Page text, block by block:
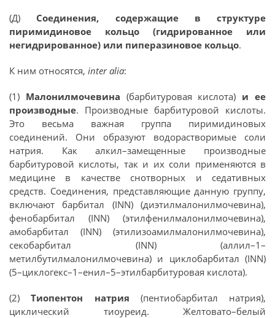
(Д) Соединения, содержащие в структуре
пиримидиновое кольцо (гидрированное или
негидрированное) или пиперазиновое кольцо.
К ним относятся, inter alia:
(1) Малонилмочевина (барбитуровая кислота) и ее
производные. Производные барбитуровой кислоты.
Это весьма важная группа пиримидиновых
соединений. Они образуют водорастворимые соли
натрия. Как алкил–замещенные производные
барбитуровой кислоты, так и их соли применяются в
медицине в качестве снотворных и седативных
средств. Соединения, представляющие данную группу,
включают барбитал (INN) (диэтилмалонилмочевина),
фенобарбитал (INN) (этилфенилмалонилмочевина),
амобарбитал (INN) (этилизоамилмалонилмочевина),
секобарбитал (INN) (аллил–1–
метилбутилмалонилмочевина) и циклобарбитал (INN)
(5–циклогекс–1–енил–5–этилбарбитуровая кислота).
(2)Тиопентон натрия (пентиобарбитал натрия),
циклический тиоуреид. Желтовато–белый